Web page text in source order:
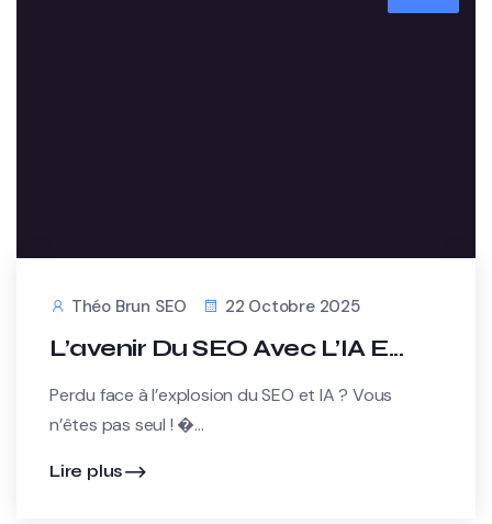
Théo Brun SEO 22 Octobre 2025
L’avenir Du SEO Avec L’IA E...
Perdu face à l’explosion du SEO et IA ? Vous
n’êtes pas seul ! �...
Lire plus